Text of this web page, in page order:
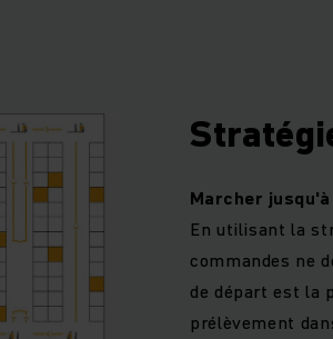
Marcher
En utilisant la
commandes ne
de départ est la
prélèvement